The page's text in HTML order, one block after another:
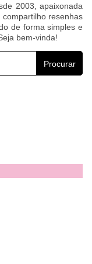
2003, apaixonada
resenhas
de forma simples e
bem-vinda!
Procurar